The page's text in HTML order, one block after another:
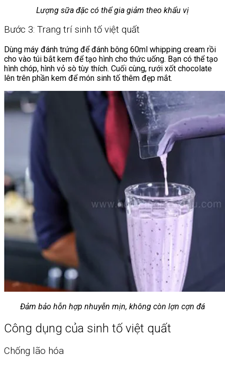
Lượng sữa đặc có thể gia giảm theo khẩu vị
Bước 3: Trang trí sinh tố việt quất
Dùng máy đánh trứng để đánh bông 60ml whipping cream rồi
cho vào túi bắt kem để tạo hình cho thức uống. Bạn có thể tạo
hình chóp, hình vỏ sò tùy thích. Cuối cùng, rưới xốt chocolate
lên trên phần kem để món sinh tố thêm đẹp mắt.
Đảm bảo hỗn hợp nhuyễn mịn, không còn lợn cợn đá
Công dụng của sinh tố việt quất
Chống lão hóa